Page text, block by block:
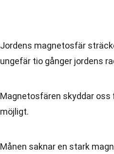
Jordens magnetosfär
ungefär tio gånger jordens
Magnetosfären skyddar oss
möjligt.
Månen saknar en stark